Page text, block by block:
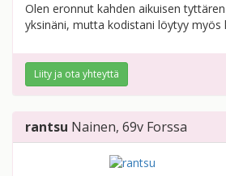
Olen eronnut kahden aikuisen
yksinäni, mutta kodistani löytyy myös
Liity ja ota yhteyttä
rantsu Nainen, 69v Forssa